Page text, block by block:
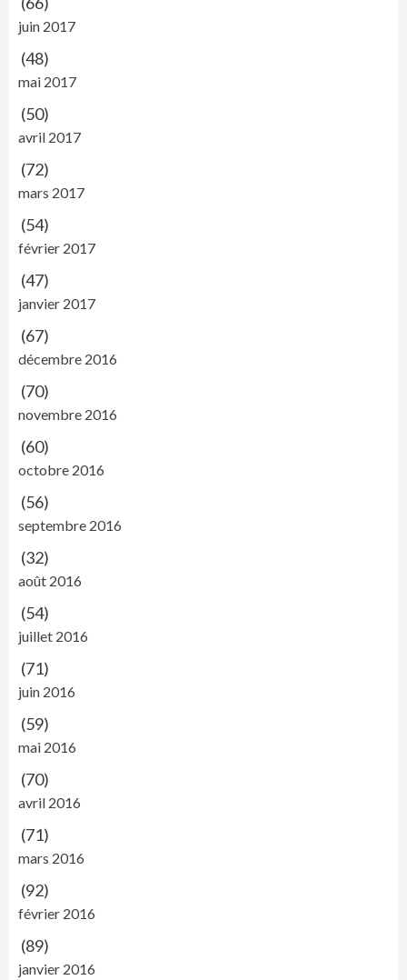
juin 2017
(48)
mai 2017
(50)
avril 2017
(72)
mars 2017
(54)
février 2017
(47)
janvier 2017
(67)
décembre 2016
(70)
novembre 2016
(60)
octobre 2016
(56)
septembre 2016
(32)
août 2016
(54)
juillet 2016
(71)
juin 2016
(59)
mai 2016
(70)
avril 2016
(71)
mars 2016
(92)
février 2016
(89)
janvier 2016